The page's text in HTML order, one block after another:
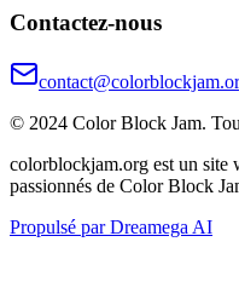
Contactez-nous
© 2024 Color Block Jam.
colorblockjam.org est un site
passionnés de Color Block
Propulsé par Dreamega AI